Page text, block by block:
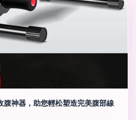
腹神器，助您輕松塑造完美腹部線